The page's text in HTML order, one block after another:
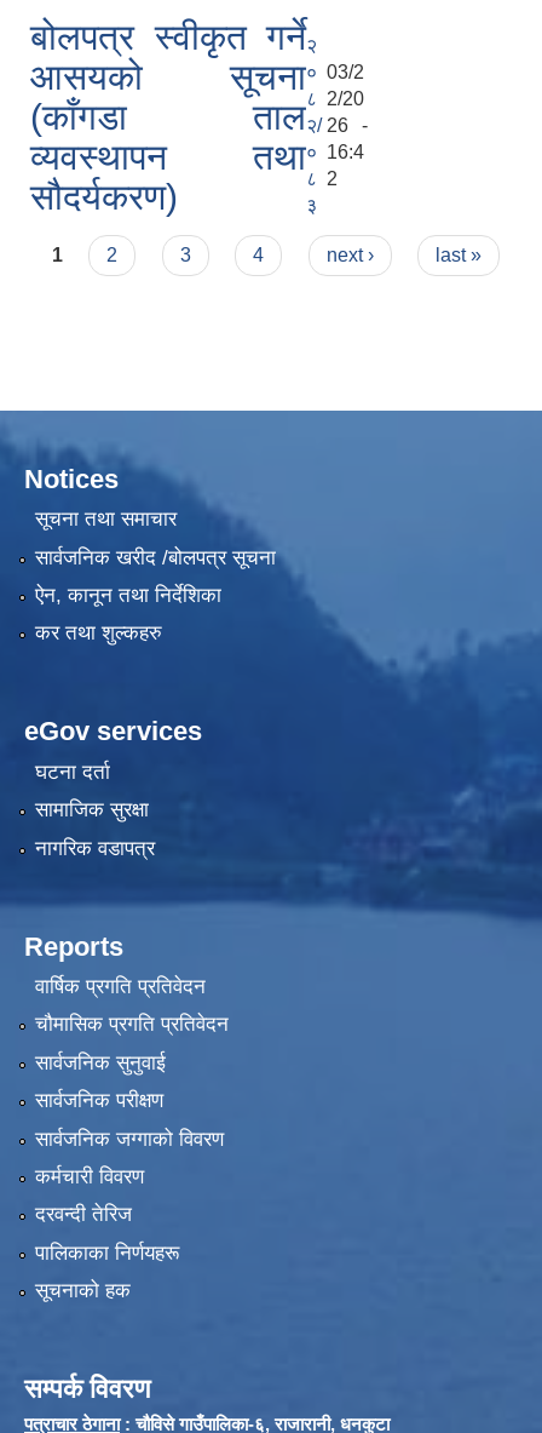
बोलपत्र स्वीकृत गर्ने
आसयको सूचना
(काँगडा ताल
व्यवस्थापन तथा
सौदर्यकरण)
२
०
८
२/
०
८
३
03/2
2/20
26 -
16:4
2
Pages
1 2 3 4 next › last »
Notices
सूचना तथा समाचार
सार्वजनिक खरीद /बोलपत्र सूचना
ऐन, कानून तथा निर्देशिका
कर तथा शुल्कहरु
eGov services
घटना दर्ता
सामाजिक सुरक्षा
नागरिक वडापत्र
Reports
वार्षिक प्रगति प्रतिवेदन
चौमासिक प्रगति प्रतिवेदन
सार्वजनिक सुनुवाई
सार्वजनिक परीक्षण
सार्वजनिक जग्गाको विवरण
कर्मचारी विवरण
दरवन्दी तेरिज
पालिकाका निर्णयहरू
सूचनाको हक
सम्पर्क विवरण
पत्राचार ठेगाना: चौविसे गाउँपालिका-६, राजारानी, धनकुटा